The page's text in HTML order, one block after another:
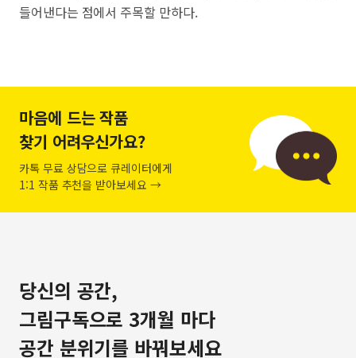
들어낸다는 점에서 주목할 만하다.
마음에 드는 작품
찾기 어려우신가요?
카톡 무료 상담으로 큐레이터에게
1:1 작품 추천을 받아보세요 →
당신의 공간,
그림구독으로 3개월 마다
공간 분위기를 바꿔보세요